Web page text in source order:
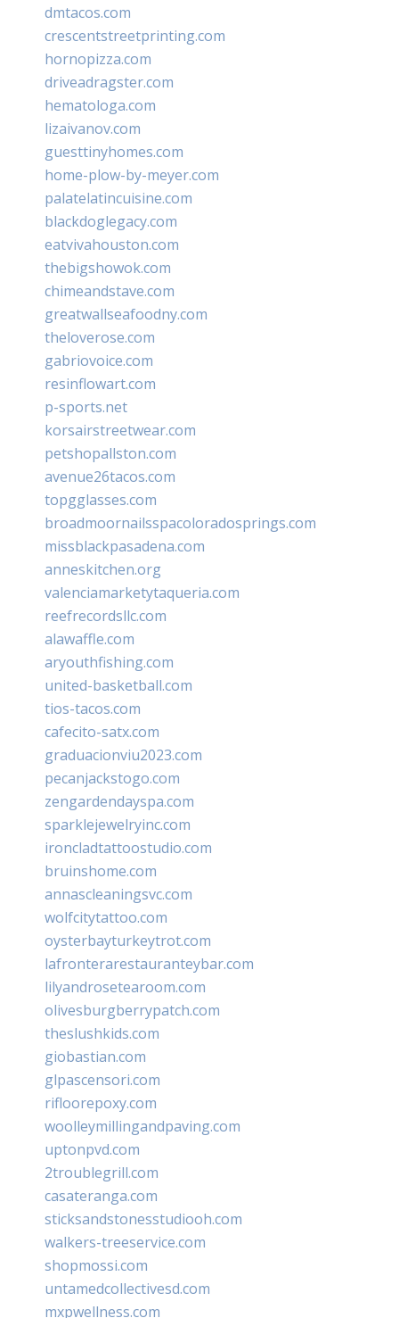
dmtacos.com
crescentstreetprinting.com
hornopizza.com
driveadragster.com
hematologa.com
lizaivanov.com
guesttinyhomes.com
home-plow-by-meyer.com
palatelatincuisine.com
blackdoglegacy.com
eatvivahouston.com
thebigshowok.com
chimeandstave.com
greatwallseafoodny.com
theloverose.com
gabriovoice.com
resinflowart.com
p-sports.net
korsairstreetwear.com
petshopallston.com
avenue26tacos.com
topgglasses.com
broadmoornailsspacoloradosprings.com
missblackpasadena.com
anneskitchen.org
valenciamarketytaqueria.com
reefrecordsllc.com
alawaffle.com
aryouthfishing.com
united-basketball.com
tios-tacos.com
cafecito-satx.com
graduacionviu2023.com
pecanjackstogo.com
zengardendayspa.com
sparklejewelryinc.com
ironcladtattoostudio.com
bruinshome.com
annascleaningsvc.com
wolfcitytattoo.com
oysterbayturkeytrot.com
lafronterarestauranteybar.com
lilyandrosetearoom.com
olivesburgberrypatch.com
theslushkids.com
giobastian.com
glpascensori.com
rifloorepoxy.com
woolleymillingandpaving.com
uptonpvd.com
2troublegrill.com
casateranga.com
sticksandstonesstudiooh.com
walkers-treeservice.com
shopmossi.com
untamedcollectivesd.com
mxpwellness.com